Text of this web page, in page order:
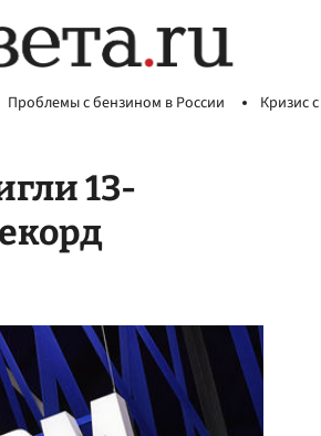
Проблемы с бензином в России Кризис
13-